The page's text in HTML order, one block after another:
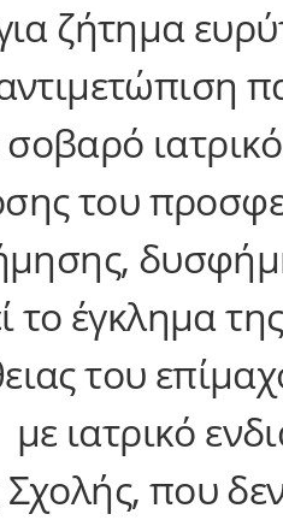
ζήτημα
του
το έγκλημα της
του
ιατρικό
Σχολής, που